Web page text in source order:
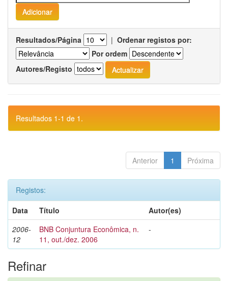
Resultados/Página | Ordenar registos por:
Por ordem
Autores/Registo
Resultados 1-1 de 1.
Anterior 1 Próxima
Registos:
Data
Título
Autor(es)
2006-
12
BNB Conjuntura Econômica, n.
11, out./dez. 2006
-
Refinar